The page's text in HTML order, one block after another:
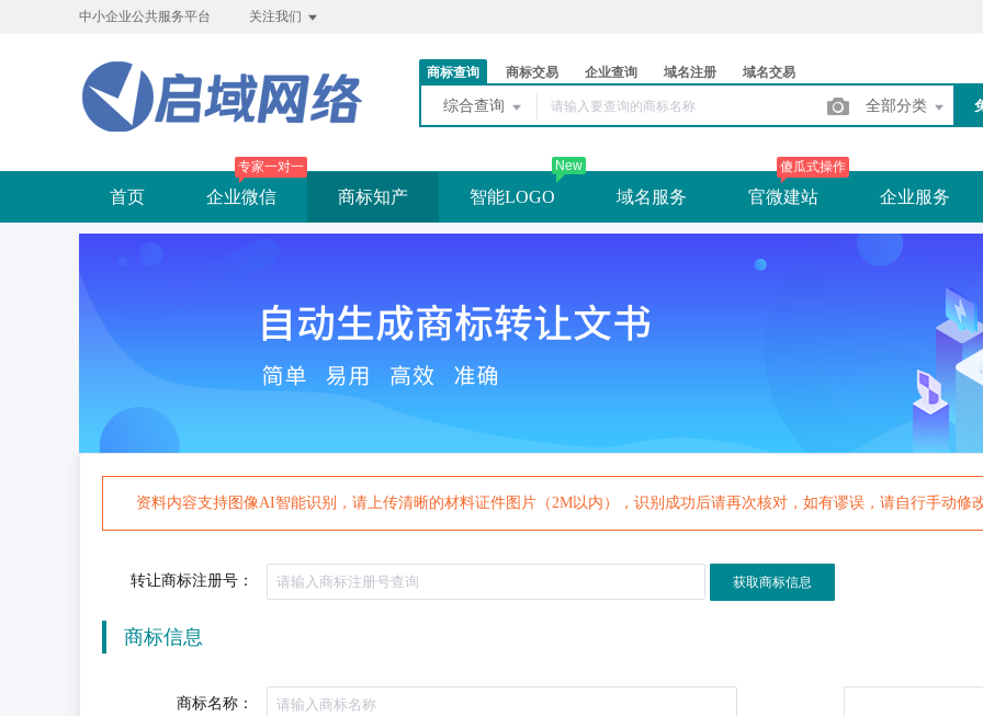
中小企业公共服务平台 关注我们
商标查询 商标交易 企业查询 域名注册 域名交易
综合查询 全部分类
首页 企业微信
专家一对一
商标知产 智能LOGO
New
域名服务 官微建站
傻瓜式操作
企业服务
资料内容支持图像AI智能识别，请上传清晰的材料证件图片（2M以内），识别成功后请再次核对，如有谬误，请自行手动修
转让商标注册号： 获取商标信息
商标信息
商标名称：